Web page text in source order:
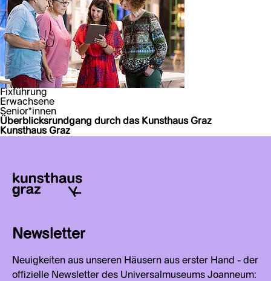
Fixführung
Erwachsene
Senior*innen
Überblicksrundgang durch das Kunsthaus Graz
Kunsthaus Graz
Newsletter
Neuigkeiten aus unseren Häusern aus erster Hand - der
offizielle Newsletter des Universalmuseums Joanneum: